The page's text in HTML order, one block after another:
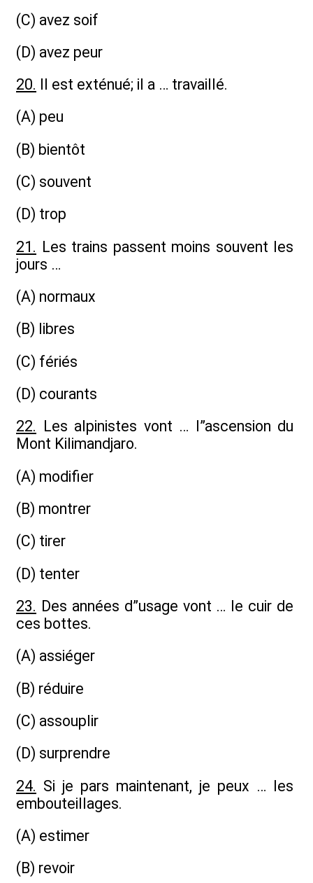
(C) avez soif
(D) avez peur
20. Il est exténué; il a … travaillé.
(A) peu
(B) bientôt
(C) souvent
(D) trop
21. Les trains passent moins souvent les
jours …
(A) normaux
(B) libres
(C) fériés
(D) courants
22. Les alpinistes vont … l”ascension du
Mont Kilimandjaro.
(A) modifier
(B) montrer
(C) tirer
(D) tenter
23. Des années d”usage vont … le cuir de
ces bottes.
(A) assiéger
(B) réduire
(C) assouplir
(D) surprendre
24. Si je pars maintenant, je peux … les
embouteillages.
(A) estimer
(B) revoir